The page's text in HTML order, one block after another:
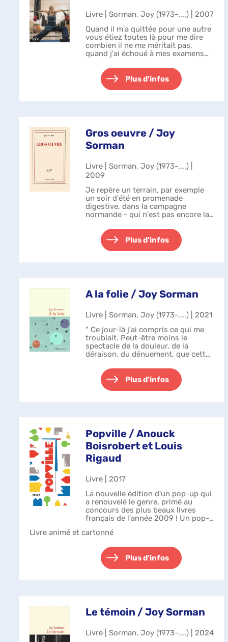
Livre | Sorman, Joy (1973-....) | 2007
Quand il m'a quittée pour une autre
vous étiez toutes là pour me dire
combien il ne me méritait pas,
quand j'ai échoué à mes examens
qu'un concours c'est aléatoire,
quand j'ai négligé de m'inscrir...
Plus d'infos
Gros oeuvre / Joy
Sorman
Livre | Sorman, Joy (1973-....) |
2009
Je repère un terrain, par exemple
un soir d'été en promenade
digestive, dans la campagne
normande - qui n'est pas encore la
franchir de barrière ou de me
glisser entre deux fils barbelés pour
accéd...
Plus d'infos
A la folie / Joy Sorman
Livre | Sorman, Joy (1973-....) | 2021
" Ce jour-là j'ai compris ce qui me
troublait. Peut-être moins le
spectacle de la douleur, de la
déraison, du dénuement, que cette
d'un an comme de vingt, en dépit
des traitements qui érodent ...
Plus d'infos
Popville / Anouck
Boisrobert et Louis
Rigaud
Livre | 2017
La nouvelle édition d'un pop-up qui
a renouvelé le genre, primé au
concours des plus beaux livres
français de l'année 2009 ! Un pop-
labyrinthique sur la métamorphose
Livre animé et cartonné
Plus d'infos
Le témoin / Joy Sorman
Livre | Sorman, Joy (1973-....) | 2024